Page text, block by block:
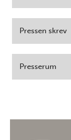
Pressen skrev
Presserum